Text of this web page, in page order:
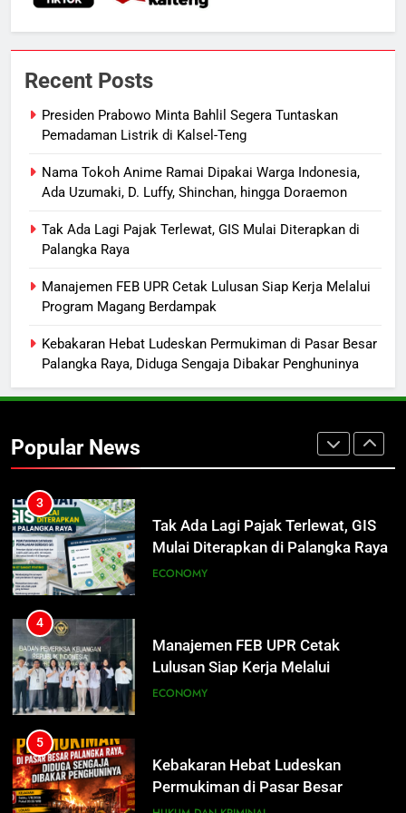
Recent Posts
Presiden Prabowo Minta Bahlil Segera Tuntaskan
Pemadaman Listrik di Kalsel-Teng
Nama Tokoh Anime Ramai Dipakai Warga Indonesia,
Ada Uzumaki, D. Luffy, Shinchan, hingga Doraemon
Tak Ada Lagi Pajak Terlewat, GIS Mulai Diterapkan di
Palangka Raya
Manajemen FEB UPR Cetak Lulusan Siap Kerja Melalui
Program Magang Berdampak
Kebakaran Hebat Ludeskan Permukiman di Pasar Besar
Palangka Raya, Diduga Sengaja Dibakar Penghuninya
Popular News
Suara Bising Berujung Penindakan,
Berknalpot Brong
8
Harga Pertalite Subsidi Eceran di
Lamandau Masih Tembus Rp15
Presiden Prabowo Minta Bahlil
Segera Tuntaskan Pemadaman
NUSANTARA
Nama Tokoh Anime Ramai Dipakai
Warga Indonesia, Ada Uzumaki, D.
Luffy, Shinchan, hingga Doraemon
3
Tak Ada Lagi Pajak Terlewat, GIS
Mulai Diterapkan di Palangka Raya
ECONOMY
4
Manajemen FEB UPR Cetak
Lulusan Siap Kerja Melalui
Program Magang Berdampak
ECONOMY
5
Kebakaran Hebat Ludeskan
Permukiman di Pasar Besar
Palangka Raya, Diduga Sengaja